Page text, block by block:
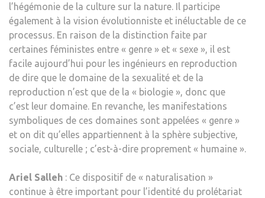
l’hégémonie de la culture sur la nature. Il participe
également à la vision évolutionniste et inéluctable de ce
processus. En raison de la distinction faite par
certaines féministes entre « genre » et « sexe », il est
facile aujourd’hui pour les ingénieurs en reproduction
de dire que le domaine de la sexualité et de la
reproduction n’est que de la « biologie », donc que
c’est leur domaine. En revanche, les manifestations
symboliques de ces domaines sont appelées « genre »
et on dit qu’elles appartiennent à la sphère subjective,
sociale, culturelle ; c’est-à-dire proprement « humaine ».
Ariel Salleh : Ce dispositif de « naturalisation »
continue à être important pour l’identité du prolétariat